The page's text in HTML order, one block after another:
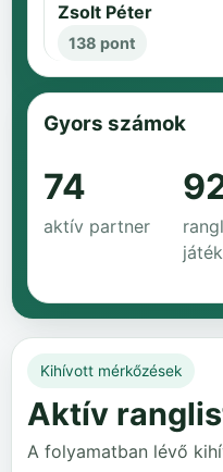
Zsolt Péter
138 pont
Gyors számok
74
aktív partner
Kihívott mérkőzések
Aktív
A folyamatban lévő